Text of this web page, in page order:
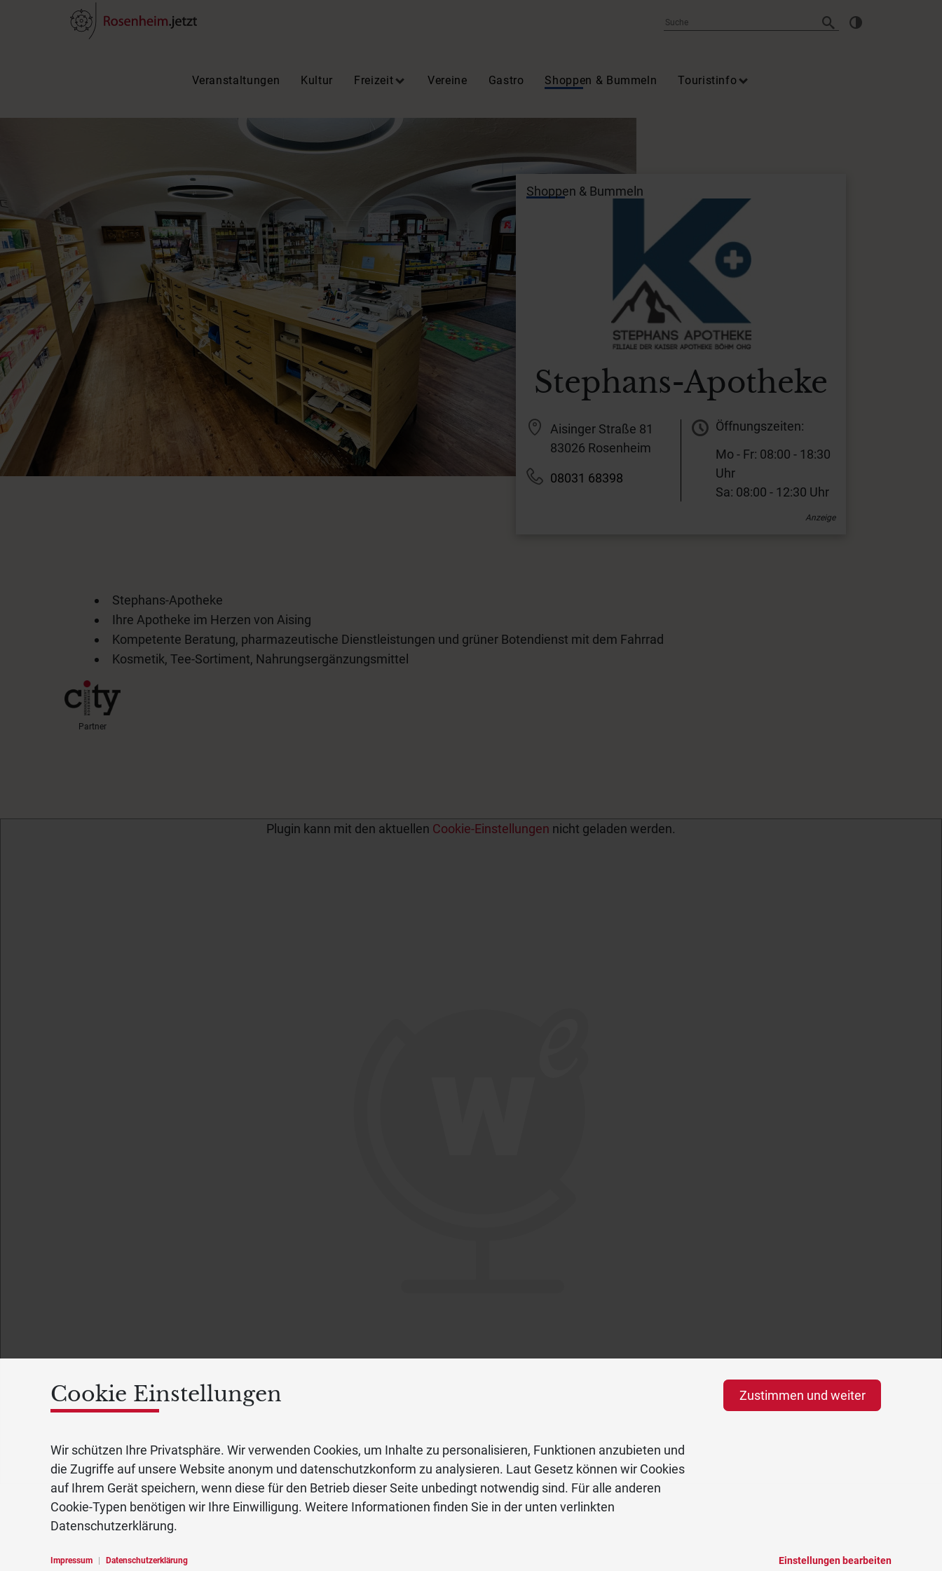
Veranstaltungen Kultur Freizeit Vereine Gastro Shoppen & Bummeln Touristinfo
Shoppen & Bummeln
Stephans-Apotheke
Aisinger Straße 81
83026 Rosenheim
08031 68398
Öffnungszeiten:
Mo - Fr: 08:00 - 18:30
Uhr
Sa: 08:00 - 12:30 Uhr
Anzeige
Stephans-Apotheke
Ihre Apotheke im Herzen von Aising
Kompetente Beratung, pharmazeutische Dienstleistungen und grüner Botendienst mit dem Fahrrad
Kosmetik, Tee-Sortiment, Nahrungsergänzungsmittel
Partner
Plugin kann mit den aktuellen Cookie-Einstellungen nicht geladen werden.
Cookie Einstellungen
Wir schützen Ihre Privatsphäre. Wir verwenden Cookies, um Inhalte zu personalisieren, Funktionen anzubieten und
die Zugriffe auf unsere Website anonym und datenschutzkonform zu analysieren. Laut Gesetz können wir Cookies
auf Ihrem Gerät speichern, wenn diese für den Betrieb dieser Seite unbedingt notwendig sind. Für alle anderen
Cookie-Typen benötigen wir Ihre Einwilligung. Weitere Informationen finden Sie in der unten verlinkten
Datenschutzerklärung.
Zustimmen und weiter
Impressum Datenschutzerklärung Einstellungen bearbeiten